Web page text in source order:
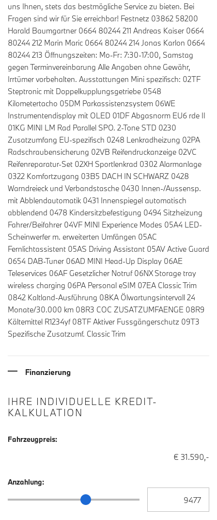
uns Ihnen, stets das bestmögliche Service zu bieten. Bei
Fragen sind wir für Sie erreichbar! Festnetz 03862 58200
Harald Baumgartner 0664 80244 211 Andreas Kaiser 0664
80244 212 Marin Maric 0664 80244 214 Jonas Karlon 0664
80244 213 Öffnungszeiten: Mo-Fr: 7:30-17:00, Samstag
gegen Terminvereinbarung Alle Angaben ohne Gewähr,
Irrtümer vorbehalten. Ausstattungen Mini spezifisch: 02TF
Steptronic mit Doppelkupplungsgetriebe 0548
Kilometertacho 05DM Parkassistenzsystem 06WE
Instrumentendisplay mit OLED 01DF Abgasnorm EU6 rde II
01KG MINI LM Rad Parallel SPO. 2-Tone STD 0230
Zusatzumfang EU-spezifisch 0248 Lenkradheizung 02PA
Radschraubensicherung 02VB Reifendruckanzeige 02VC
Reifenreparatur-Set 02XH Sportlenkrad 0302 Alarmanlage
0322 Komfortzugang 03B5 DACH IN SCHWARZ 0428
Warndreieck und Verbandstasche 0430 Innen-/Aussensp.
mit Abblendautomatik 0431 Innenspiegel automatisch
abblendend 0478 Kindersitzbefestigung 0494 Sitzheizung
Fahrer/Beifahrer 04VF MINI Experience Modes 05A4 LED-
Scheinwerfer m. erweiterten Umfängen 05AC
Fernlichtassistent 05AS Driving Assistant 05AV Active Guard
0654 DAB-Tuner 06AD MINI Head-Up Display 06AE
Teleservices 06AF Gesetzlicher Notruf 06NX Storage tray
wireless charging 06PA Personal eSIM 07EA Classic Trim
0842 Kaltland-Ausführung 08KA Ölwartungsintervall 24
Monate/30.000 km 08R3 COC ZUSATZUMFAENGE 08R9
Kältemittel R1234yf 08TF Aktiver Fussgängerschutz 09T3
Spezifische Zusatzumf. Classic Trim
Finanzierung
IHRE INDIVIDUELLE KREDIT-
KALKULATION
Fahrzeugpreis:
€ 31.590,-
Anzahlung:
Anzahlung Schieberegler